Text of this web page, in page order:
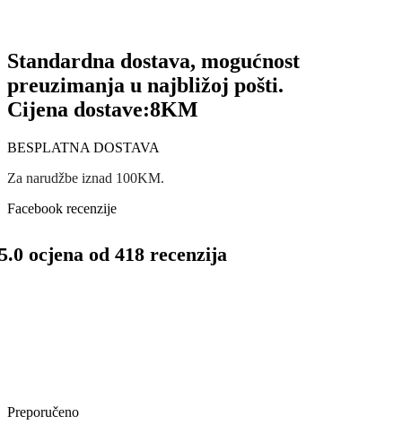
Standardna dostava, mogućnost
preuzimanja u najbližoj pošti.
Cijena dostave:8KM
BESPLATNA DOSTAVA
Za narudžbe iznad 100KM.
Facebook recenzije
ocjena od 418 recenzija
Preporučeno